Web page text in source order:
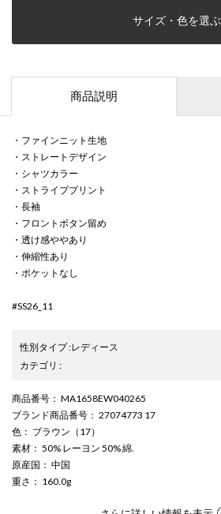
サイズ・色を選ぶ
商品説明
・ファインニット生地
・ストレートデザイン
・シャツカラー
・ストライププリント
・長袖
・フロントボタン留め
・透け感ややあり
・伸縮性あり
・ポケットなし
#SS26_11
性別タイプ:レディース
カテゴリ :
商品番号 ： MA1658EW040265
ブランド商品番号 ： 27074773 17
色 ： ブラウン（17）
素材 ： 50% レーヨン 50% 綿.
原産国 ： 中国
重さ ： 160.0g